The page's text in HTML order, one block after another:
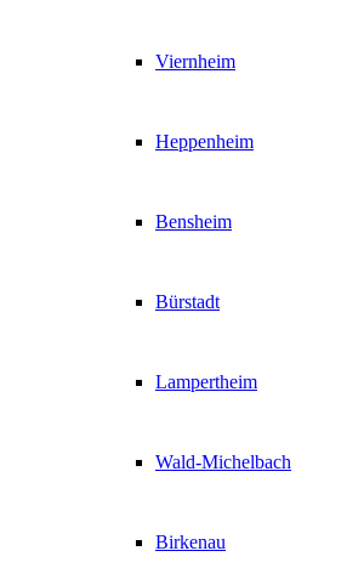
Viernheim
Heppenheim
Bensheim
Bürstadt
Lampertheim
Wald-Michelbach
Birkenau